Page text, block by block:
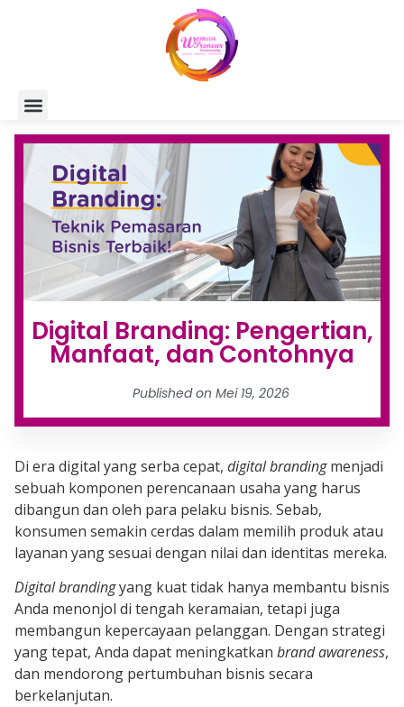
Digital Branding: Pengertian,
Manfaat, dan Contohnya
Published on Mei 19, 2026
Di era digital yang serba cepat, digital brandingmenjadi
sebuah komponen perencanaan usaha yang harus
dibangun dan oleh para pelaku bisnis. Sebab,
konsumen semakin cerdas dalam memilih produk atau
layanan yang sesuai dengan nilai dan identitas mereka.
Digital brandingyang kuat tidak hanya membantu bisnis
Anda menonjol di tengah keramaian, tetapi juga
membangun kepercayaan pelanggan. Dengan strategi
yang tepat, Anda dapat meningkatkan brand awareness,
dan mendorong pertumbuhan bisnis secara
berkelanjutan.